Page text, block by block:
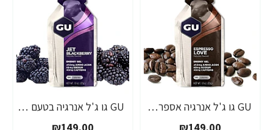
GU גו ג'ל אנרגיה אספרסו 32 גרם - 24 יחידות
₪149.00
GU גו ג'ל אנרגיה בטעם פטל שחור 32 גרם - 24 יחידות
₪149.00